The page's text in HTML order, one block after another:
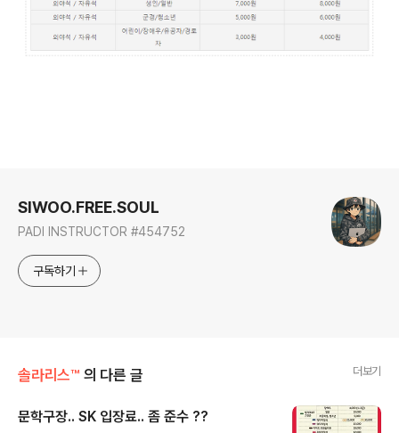
SIWOO.FREE.SOUL
PADI INSTRUCTOR #454752
구독하기
솔라리스™ 의 다른 글 더보기
문학구장.. SK 입장료.. 좀 준수 ??